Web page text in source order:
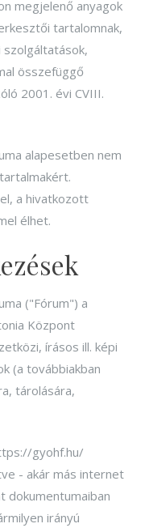
megjelenő anyagok
tartalomnak,
szolgáltatások,
összefüggő
2001. évi CVIII.
alapesetben nem
a hivatkozott
élhet.
("Fórum") a
Központ
írásos ill. képi
(a továbbiakban
tárolására,
gyohf.hu/
- akár más internet
dokumentumaiban
irányú